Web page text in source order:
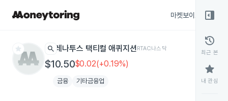
마켓보이스
star search 레나투스 택티컬 애퀴지션RTAC나스닥
$10.50$0.02(+0.19%)
금융 기타금융업
right_panel_open
history
최근 본
star
내 관심